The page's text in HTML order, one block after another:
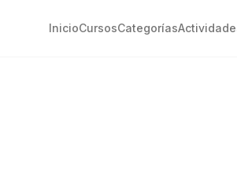
InicioCursosCategorías